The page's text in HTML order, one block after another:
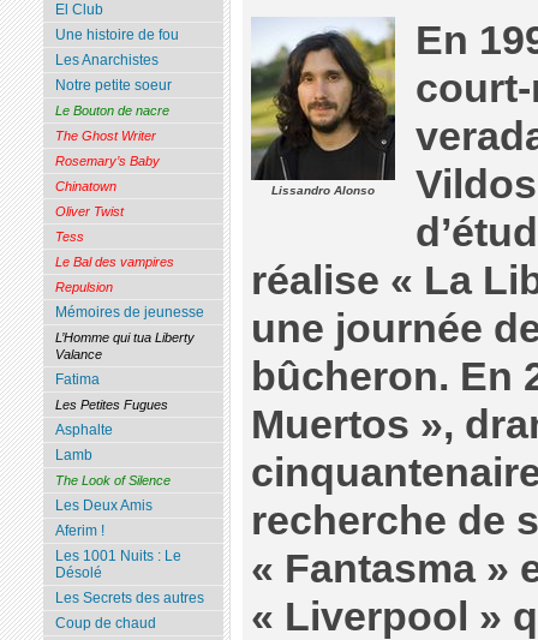
Lissandro Alonso
En
court-
réalise « La
une journée
bûcheron. En
Muertos »,
recherche de
« Fantasma »
« Liverpool »
El Club
Une histoire de fou
Les Anarchistes
Notre petite soeur
Le Bouton de nacre
The Ghost Writer
Rosemary’s Baby
Chinatown
Oliver Twist
Tess
Le Bal des vampires
Repulsion
Mémoires de jeunesse
L’Homme qui tua Liberty
Valance
Fatima
Les Petites Fugues
Asphalte
Lamb
The Look of Silence
Les Deux Amis
Aferim !
Les 1001 Nuits : Le
Désolé
Les Secrets des autres
Coup de chaud